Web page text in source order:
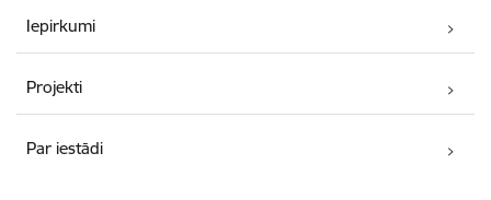
Iepirkumi
Projekti
Par iestādi